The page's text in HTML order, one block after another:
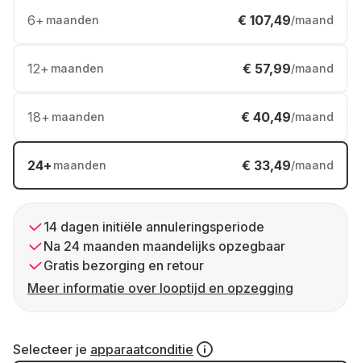
6+ maanden € 107,49/maand
12+ maanden € 57,99/maand
18+ maanden € 40,49/maand
24+ maanden € 33,49/maand
14 dagen initiële annuleringsperiode
Na 24 maanden maandelijks opzegbaar
Gratis bezorging en retour
Meer informatie over looptijd en opzegging
Selecteer je apparaatconditie